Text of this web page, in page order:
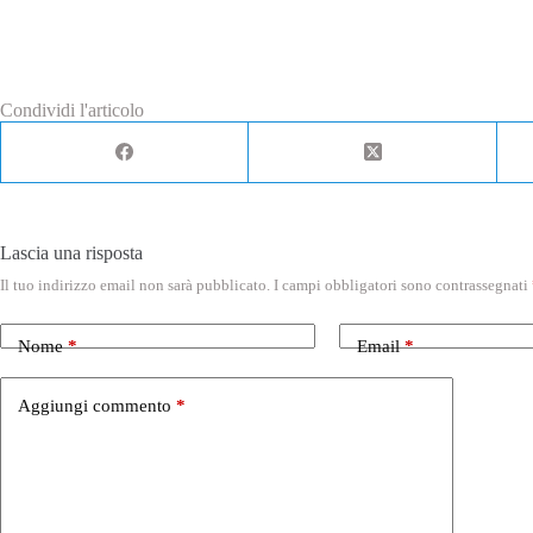
Condividi l'articolo
Lascia una risposta
Il tuo indirizzo email non sarà pubblicato. I campi obbligatori sono contrassegnati
Nome* Email*
Aggiungi commento *